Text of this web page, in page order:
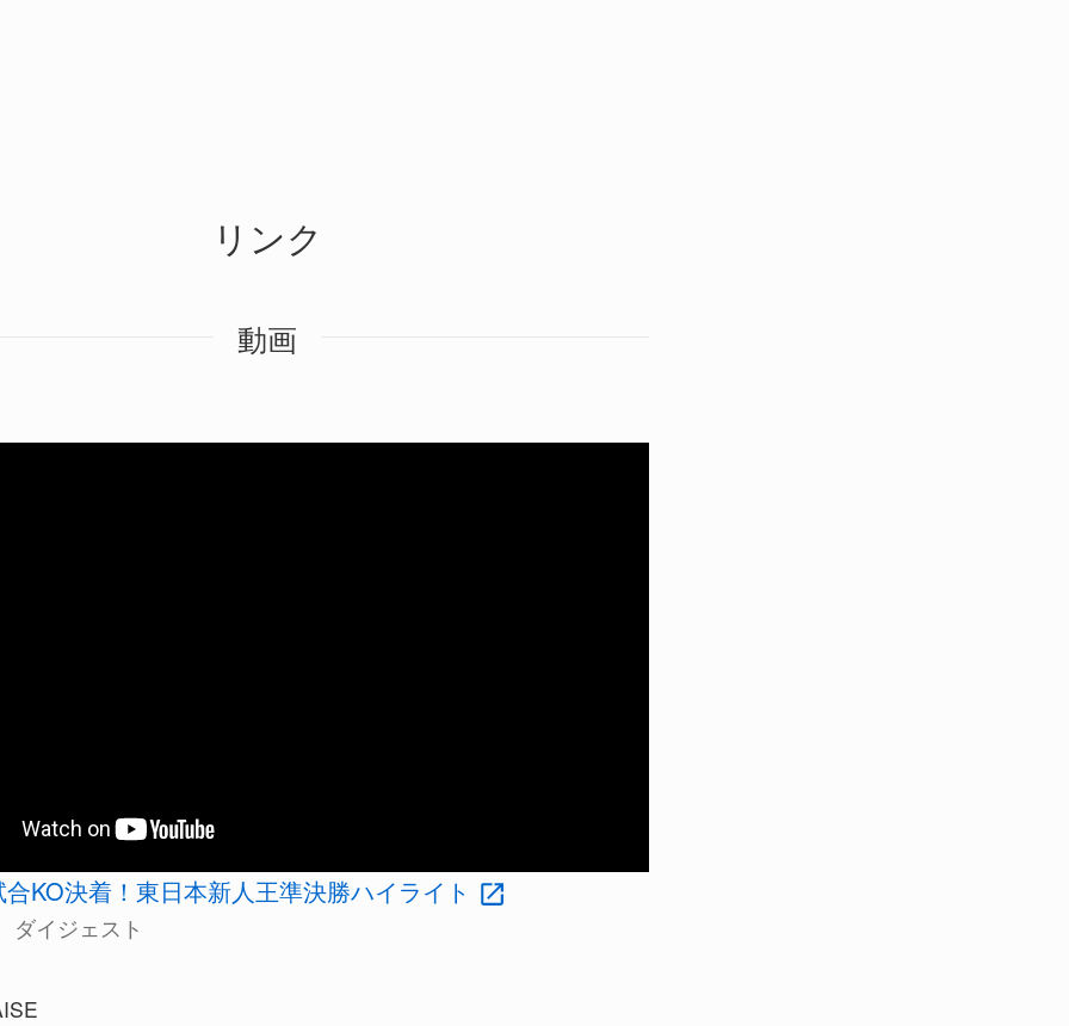
リンク
動画
KO決着！東日本新人王準決勝ハイライト
ダイジェスト